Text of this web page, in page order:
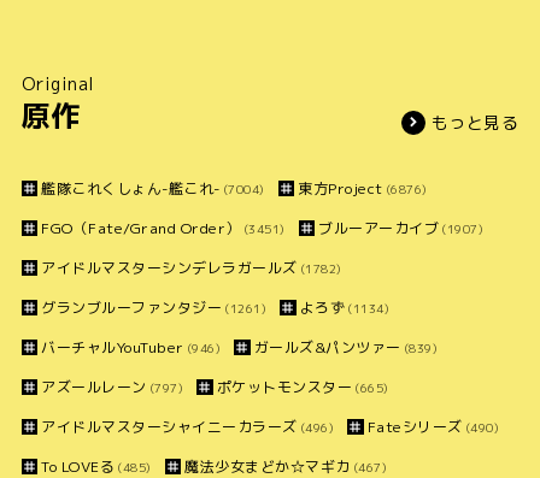
Original
原作 もっと見る
艦隊これくしょん-艦これ- (7004) 東方Project (6876)
FGO（Fate/Grand Order） (3451) ブルーアーカイブ (1907)
アイドルマスターシンデレラガールズ (1782)
グランブルーファンタジー (1261) よろず (1134)
バーチャルYouTuber (946) ガールズ&パンツァー (839)
アズールレーン (797) ポケットモンスター (665)
アイドルマスターシャイニーカラーズ (496) Fateシリーズ (490)
To LOVEる (485) 魔法少女まどか☆マギカ (467)